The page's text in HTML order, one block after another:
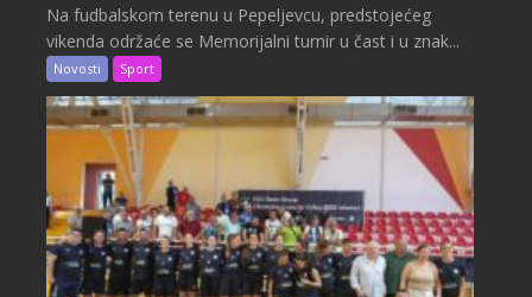
Na fudbalskom terenu u Pepeljevcu, predstojećeg
vikenda održaće se Memorijalni turnir u čast i u znak...
Novosti Sport